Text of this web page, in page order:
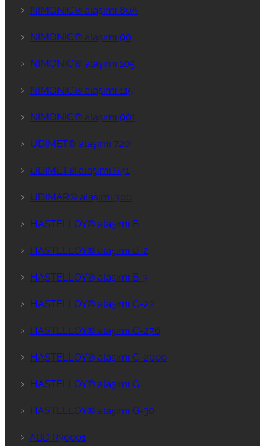
﹥ NIMONIC® alaşımı 80A
﹥ NIMONIC® alaşımı 90
﹥ NIMONIC® alaşımı 105
﹥ NIMONIC® alaşımı 115
﹥ NIMONIC® alaşımı 901
﹥ UDIMET® alaşımı 720
﹥ UDIMET® alaşımı R41
﹥ UDIMAR® alaşımı 300
﹥ HASTELLOY® alaşımı B
﹥ HASTELLOY® alaşımı B-2
﹥ HASTELLOY® alaşımı B-3
﹥ HASTELLOY® alaşımı C-22
﹥ HASTELLOY® alaşımı C-276
﹥ HASTELLOY® alaşımı C-2000
﹥ HASTELLOY® alaşımı G
﹥ HASTELLOY® alaşımı G-30
﹥ ABD R30001